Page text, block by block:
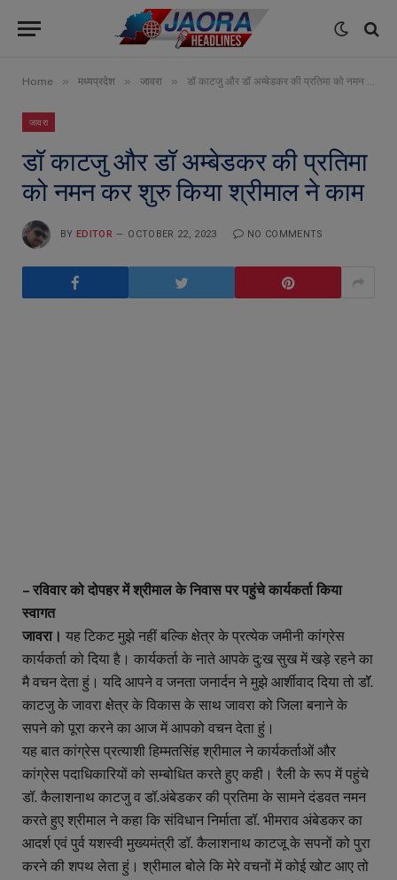
Home » मध्यप्रदेश » जावरा » डॉ काटजु और डॉ अम्बेडकर की प्रतिमा को नमन कर शुरु किया श्रीमाल ने काम
जावरा
डॉ काटजु और डॉ अम्बेडकर की प्रतिमा
को नमन कर शुरु किया श्रीमाल ने काम
BY EDITOR OCTOBER 22, 2023 NO COMMENTS
– रविवार को दोपहर में श्रीमाल के निवास पर पहुंचे कार्यकर्ता किया
स्वागत
जावरा। यह टिकट मुझे नहीं बल्कि क्षेत्र के प्रत्येक जमीनी कांग्रेस
कार्यकर्ता को दिया है। कार्यकर्ता के नाते आपके दु:ख सुख में खड़े रहने का
मै वचन देता हुं। यदि आपने व जनता जनार्दन ने मुझे आर्शीवाद दिया तो डॉॅ.
काटजु के जावरा क्षेत्र के विकास के साथ जावरा को जिला बनाने के
सपने को पूरा करने का आज में आपको वचन देता हुं।
यह बात कांग्रेस प्रत्याशी हिम्मतसिंह श्रीमाल ने कार्यकर्ताओं और
कांग्रेस पदाधिकारियों को सम्बोधित करते हुए कही। रैली के रूप में पहुंचे
डॉ. कैलाशनाथ काटजु व डॉ.अंबेडकर की प्रतिमा के सामने दंडवत नमन
करते हुए श्रीमाल ने कहा कि संविधान निर्माता डॉ. भीमराव अंबेडकर का
आदर्श एवं पुर्व यशस्वी मुख्यमंत्री डॉ. कैलाशनाथ काटजू के सपनों को पुरा
करने की शपथ लेता हुं। श्रीमाल बोले कि मेरे वचनों में कोई खोट आए तो